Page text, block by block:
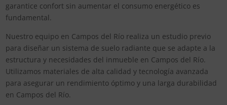
garantice confort sin aumentar el consumo energético es
fundamental.
Nuestro equipo en Campos del Río realiza un estudio previo
para diseñar un sistema de suelo radiante que se adapte a la
estructura y necesidades del inmueble en Campos del Río.
Utilizamos materiales de alta calidad y tecnología avanzada
para asegurar un rendimiento óptimo y una larga durabilidad
en Campos del Río.